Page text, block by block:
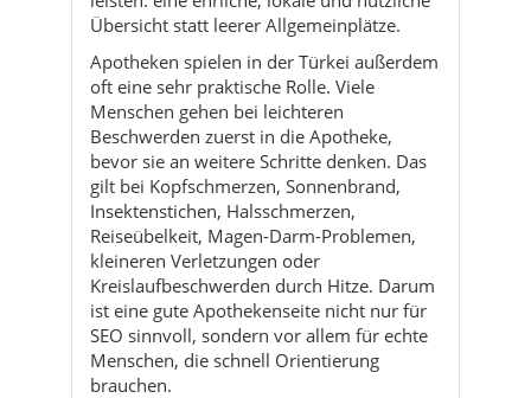
Übersicht statt leerer Allgemeinplätze.
Apotheken spielen in der Türkei außerdem
oft eine sehr praktische Rolle. Viele
Menschen gehen bei leichteren
Beschwerden zuerst in die Apotheke,
bevor sie an weitere Schritte denken. Das
gilt bei Kopfschmerzen, Sonnenbrand,
Insektenstichen, Halsschmerzen,
Reiseübelkeit, Magen-Darm-Problemen,
kleineren Verletzungen oder
Kreislaufbeschwerden durch Hitze. Darum
ist eine gute Apothekenseite nicht nur für
SEO sinnvoll, sondern vor allem für echte
Menschen, die schnell Orientierung
brauchen.